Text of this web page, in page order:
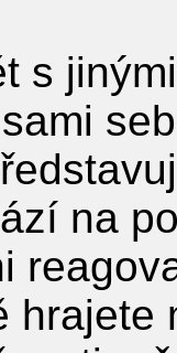
s
na
hrajete